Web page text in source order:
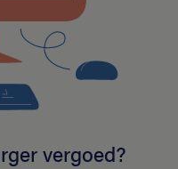
vergoed?